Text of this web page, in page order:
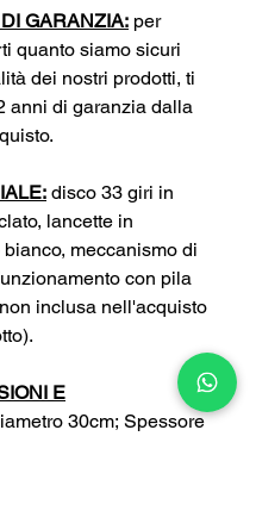
GARANZIA: per
quanto siamo sicuri
dei nostri prodotti, ti
anni di garanzia dalla
disco 33 giri in
lancette in
meccanismo di
con pila
inclusa nell'acquisto
E
30cm; Spessore